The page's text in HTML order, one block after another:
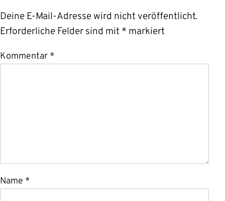
Deine E-Mail-Adresse wird nicht veröffentlicht.
Erforderliche Felder sind mit * markiert
Kommentar *
Name *